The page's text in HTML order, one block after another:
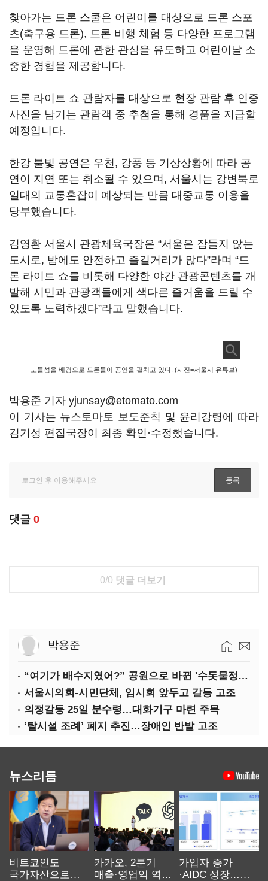
찾아가는 드론 스쿨은 어린이를 대상으로 드론 스포
츠(축구용 드론), 드론 비행 체험 등 다양한 프로그램
을 운영해 드론에 관한 관심을 유도하고 어린이날 소
중한 경험을 제공합니다.
드론 라이트 쇼 관람자를 대상으로 현장 관람 후 인증
사진을 남기는 관람객 중 추첨을 통해 경품을 지급할
예정입니다.
한강 불빛 공연은 우천, 강풍 등 기상상황에 따라 공
연이 지연 또는 취소될 수 있으며, 서울시는 강변북로
일대의 교통혼잡이 예상되는 만큼 대중교통 이용을
당부했습니다.
김영환 서울시 관광체육국장은 “서울은 잠들지 않는
도시로, 밤에도 안전하고 즐길거리가 많다”라며 “드
론 라이트 쇼를 비롯해 다양한 야간 관광콘텐츠를 개
발해 시민과 관광객들에게 색다른 즐거움을 드릴 수
있도록 노력하겠다”라고 말했습니다.
노들섬을 배경으로 드론들이 공연을 펼치고 있다. (사진=서울시 유튜브)
박용준 기자 yjunsay@etomato.com
이 기사는 뉴스토마토 보도준칙 및 윤리강령에 따라
김기성 편집국장이 최종 확인·수정했습니다.
댓글 0
0/0 댓글 더보기
박용준
“여기가 배수지였어?” 공원으로 바뀐 '수돗물정거장'
서울시의회-시민단체, 임시회 앞두고 갈등 고조
의정갈등 25일 분수령…대화기구 마련 주목
‘탈시설 조례’ 폐지 추진…장애인 반발 고조
뉴스리듬
비트코인도
국가자산으로…'
카카오, 2분기
매출·영업익 역대
가입자 증가
·AIDC 성장…